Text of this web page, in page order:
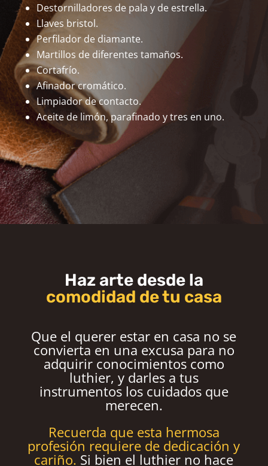
Destornilladores de pala y de estrella.
Llaves bristol.
Perfilador de diamante.
Martillos de diferentes tamaños.
Cortafrío.
Afinador cromático.
Limpiador de contacto.
Aceite de limón, parafinado y tres en uno.
Haz arte desde la
comodidad de tu casa
Que el querer estar en casa no se
convierta en una excusa para no
adquirir conocimientos como
luthier, y darles a tus
instrumentos los cuidados que
merecen.
Recuerda que esta hermosa
profesión requiere de dedicación y
cariño. Si bien el luthier no hace